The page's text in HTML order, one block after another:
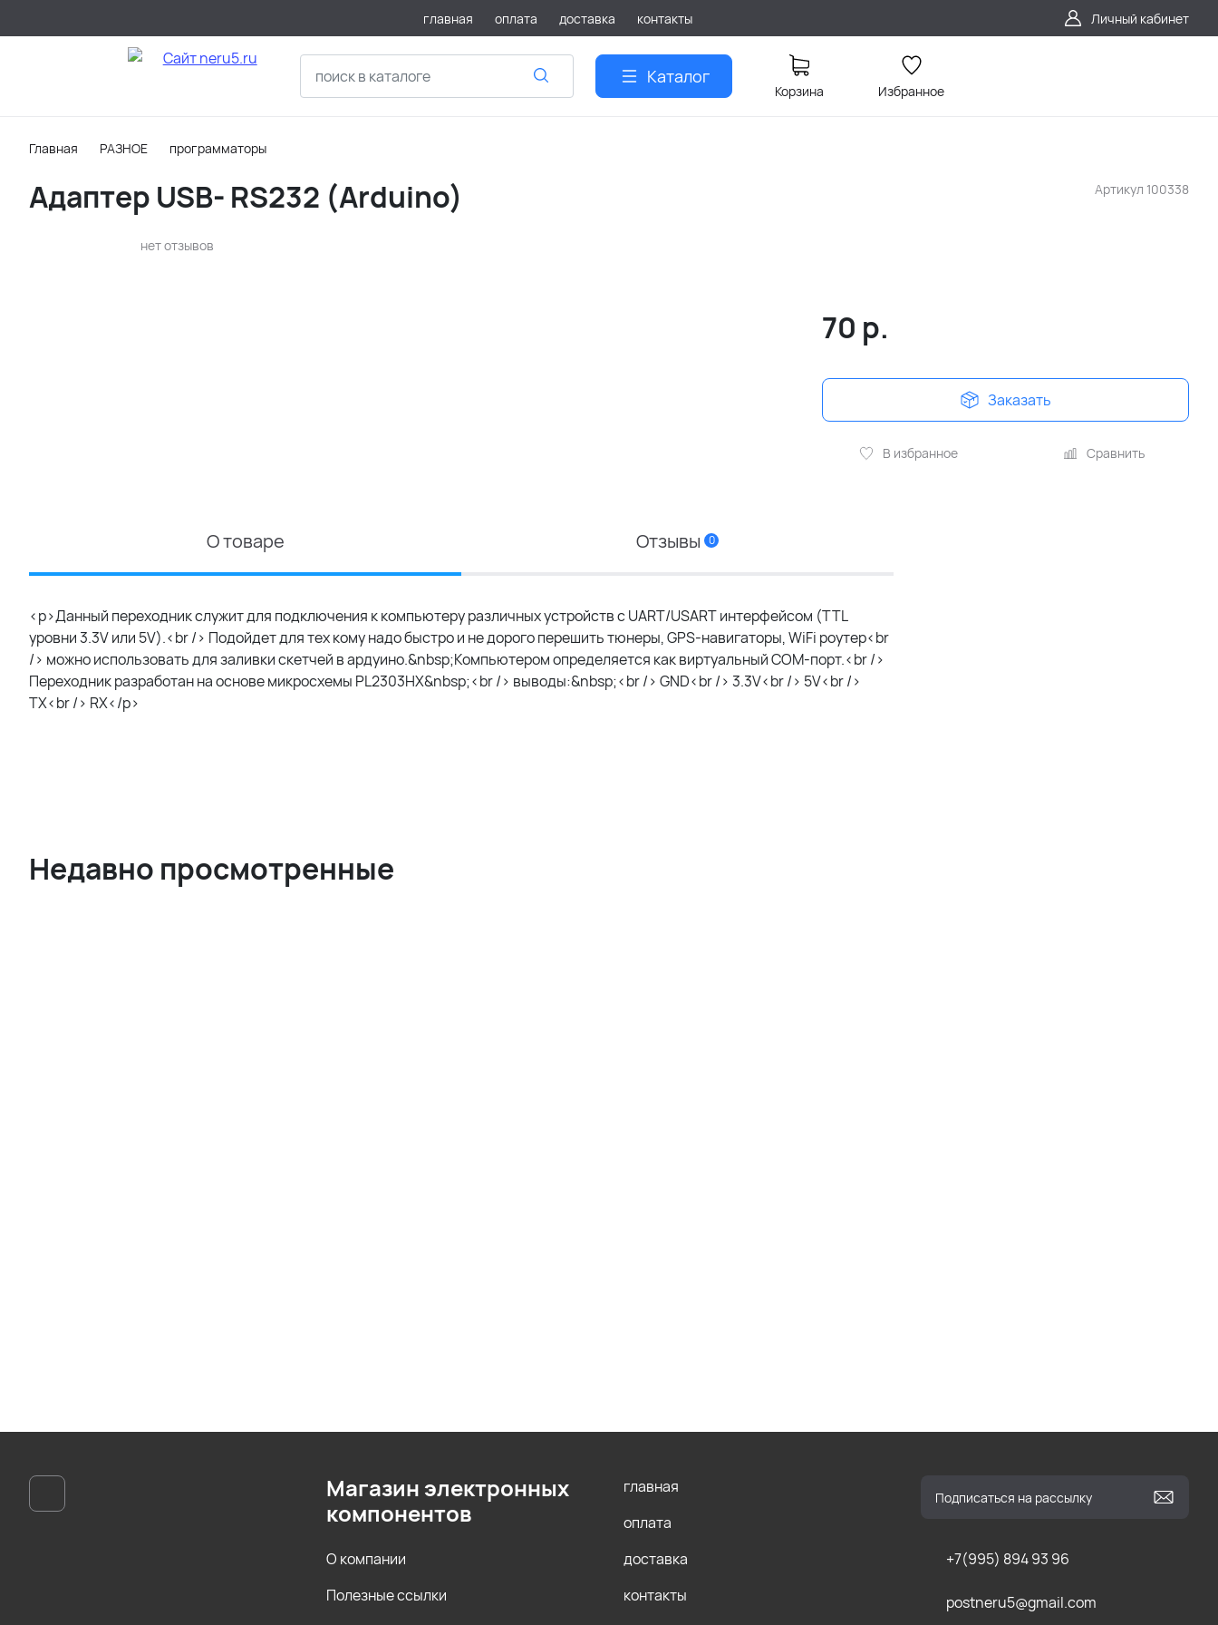
главная оплата доставка контакты Личный кабинет
Каталог
Корзина Избранное
Главная РАЗНОЕ программаторы
Артикул 100338
Адаптер USB- RS232 (Arduino)
нет отзывов
70 р.
Заказать
В избранное Сравнить
О товаре Отзывы 0
<p>Данный переходник служит для подключения к компьютеру различных устройств с UART/USART интерфейсом (TTL
уровни 3.3V или 5V).<br /> Подойдет для тех кому надо быстро и не дорого перешить тюнеры, GPS-навигаторы, WiFi роутер<br
/> можно использовать для заливки скетчей в ардуино.&nbsp;Компьютером определяется как виртуальный COM-порт.<br />
Переходник разработан на основе микросхемы PL2303HX&nbsp;<br /> выводы:&nbsp;<br /> GND<br /> 3.3V<br /> 5V<br />
TX<br /> RX</p>
Недавно просмотренные
+7(995) 894 93 96
postneru5@gmail.com
Магазин электронных
компонентов
О компании
Полезные ссылки
главная
оплата
доставка
контакты